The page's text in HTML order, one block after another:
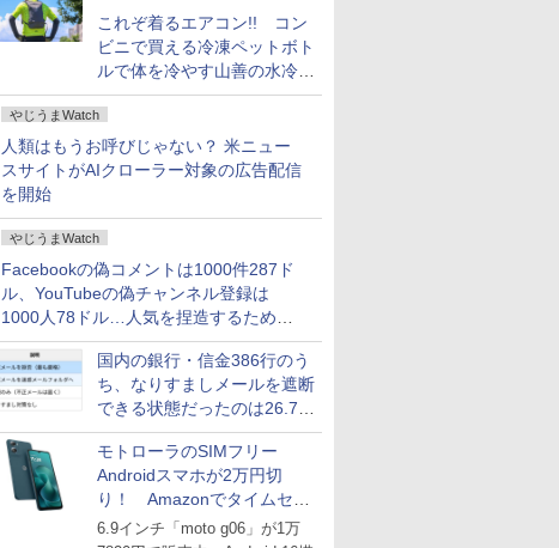
これぞ着るエアコン!! コン
ビニで買える冷凍ペットボト
ルで体を冷やす山善の水冷ベ
ストがロードバイクにちょう
どいい【ぼっち・ざ・ろー
ど！その14】
やじうまWatch
人類はもうお呼びじゃない？ 米ニュー
スサイトがAIクローラー対象の広告配信
を開始
やじうまWatch
Facebookの偽コメントは1000件287ド
ル、YouTubeの偽チャンネル登録は
1000人78ドル…人気を捏造するための
価格リストが公開中
国内の銀行・信金386行のう
ち、なりすましメールを遮断
できる状態だったのは26.7％
にとどまる～GMOブランド
セキュリティ調査
モトローラのSIMフリー
Androidスマホが2万円切
り！ Amazonでタイムセー
ル
6.9インチ「moto g06」が1万